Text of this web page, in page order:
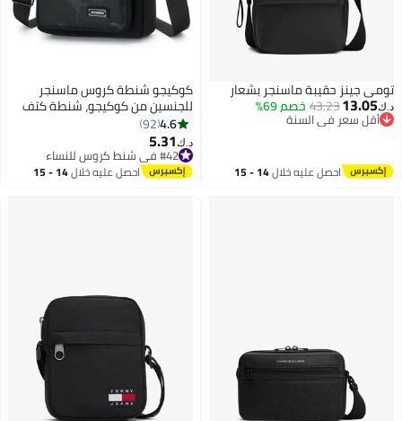
تومي جينز حقيبة ماسنجر بشعار
د.ك‏13.05
43.23خصم 69%
أقل سعر في السنة
أقل سعر في السنة
احصل عليه خلال 14 - 15
كوكيجو شنطة كروس ماسنجر
للجنسين من كوكيجو، شنطة كتف
وشنطة سفر، شنطة سفر للعمل
والمكتب والمدرسة، شنط ساتشيل
صغيرة للحمل
4.6
92
د.ك‏5.31
#42 في شنط كروس للنساء
#42 في شنط كروس للنساء احصل عليه خلال 14 - 15